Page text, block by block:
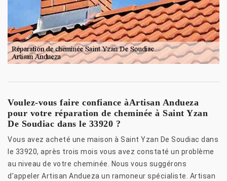
Voulez-vous faire confiance àArtisan Andueza
pour votre réparation de cheminée à Saint Yzan
De Soudiac dans le 33920 ?
Vous avez acheté une maison à Saint Yzan De Soudiac dans
le 33920, après trois mois vous avez constaté un problème
au niveau de votre cheminée. Nous vous suggérons
d’appeler Artisan Andueza un ramoneur spécialiste. Artisan